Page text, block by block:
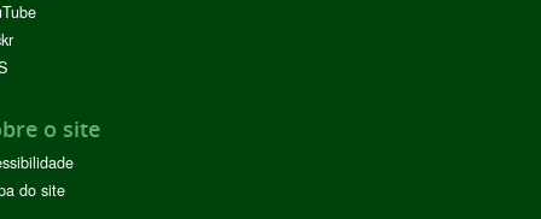
o site
do site